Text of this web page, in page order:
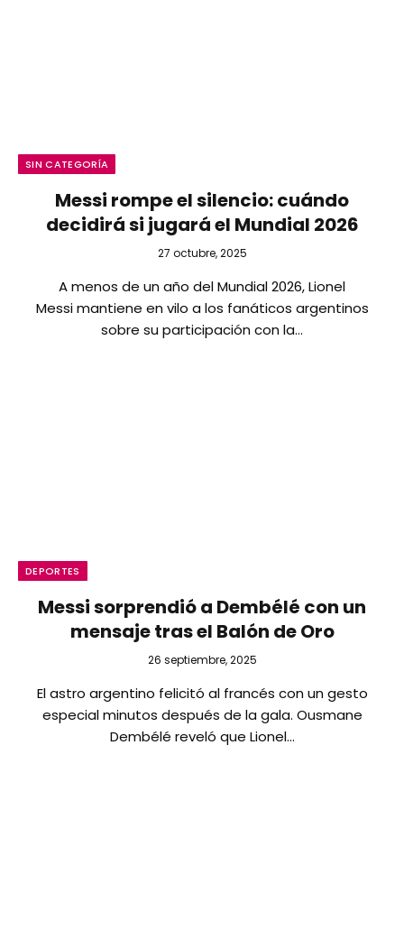
SIN CATEGORÍA
Messi rompe el silencio: cuándo
decidirá si jugará el Mundial 2026
27 octubre, 2025
A menos de un año del Mundial 2026, Lionel
Messi mantiene en vilo a los fanáticos argentinos
sobre su participación con la…
DEPORTES
Messi sorprendió a Dembélé con un
mensaje tras el Balón de Oro
26 septiembre, 2025
El astro argentino felicitó al francés con un gesto
especial minutos después de la gala. Ousmane
Dembélé reveló que Lionel…